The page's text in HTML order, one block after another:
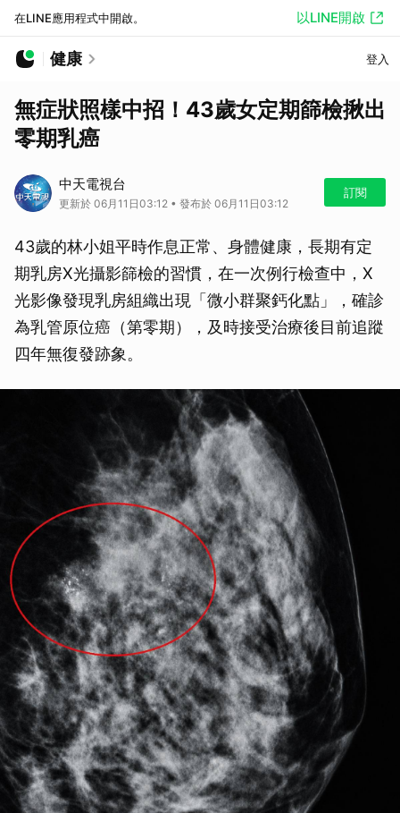
在LINE應用程式中開啟。 以LINE開啟
健康 登入
無症狀照樣中招！43歲女定期篩檢揪出
零期乳癌
中天電視台
更新於 06月11日03:12 • 發布於 06月11日03:12
訂閱
43歲的林小姐平時作息正常、身體健康，長期有定
期乳房X光攝影篩檢的習慣，在一次例行檢查中，X
光影像發現乳房組織出現「微小群聚鈣化點」，確診
為乳管原位癌（第零期），及時接受治療後目前追蹤
四年無復發跡象。